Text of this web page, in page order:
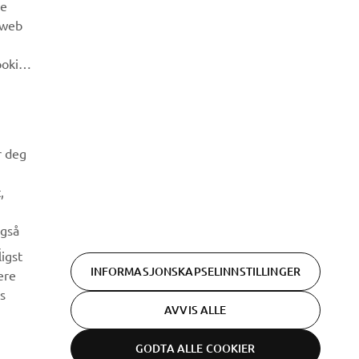
deg
INFORMASJONSKAPSELINNSTILLINGER
AVVIS ALLE
GODTA ALLE COOKIER